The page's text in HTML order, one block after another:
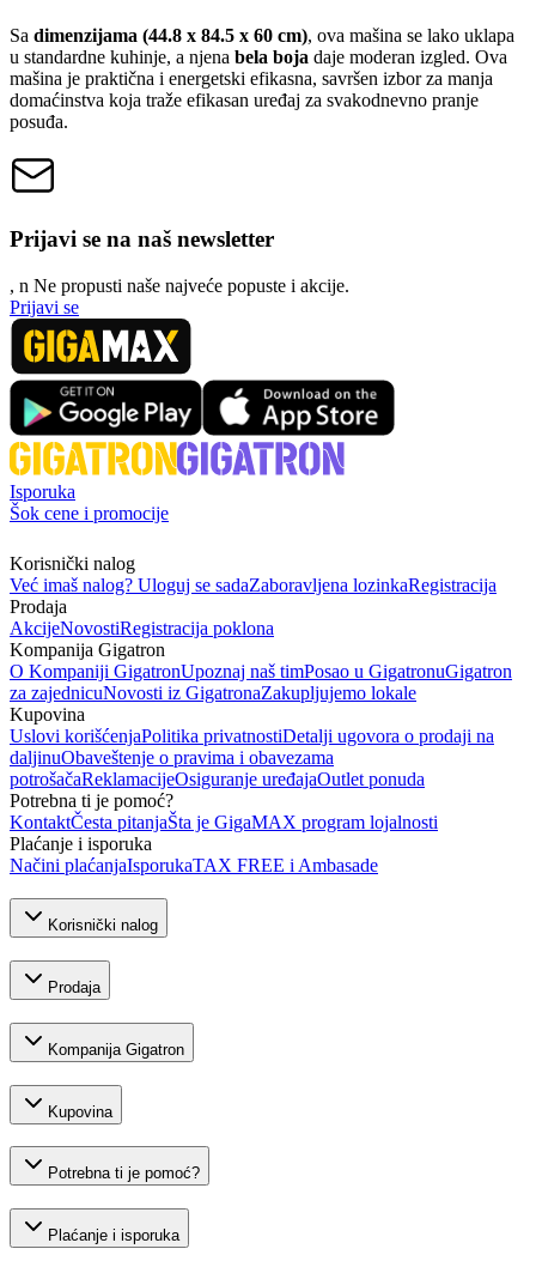
Sa dimenzijama (44.8 x 84.5 x 60 cm), ova mašina se lako uklapa
u standardne kuhinje, a njena bela boja daje moderan izgled. Ova
mašina je praktična i energetski efikasna, savršen izbor za manja
domaćinstva koja traže efikasan uređaj za svakodnevno pranje
posuđa.
Prijavi se na naš newsletter
, n Ne propusti naše najveće popuste i akcije.
Prijavi se
Isporuka
Šok cene i promocije
Korisnički nalog
Već imaš nalog? Uloguj se sadaZaboravljena lozinkaRegistracija
Prodaja
AkcijeNovostiRegistracija poklona
Kompanija Gigatron
O Kompaniji GigatronUpoznaj naš timPosao u GigatronuGigatron
za zajednicuNovosti iz GigatronaZakupljujemo lokale
Kupovina
Uslovi korišćenjaPolitika privatnostiDetalji ugovora o prodaji na
daljinuObaveštenje o pravima i obavezama
potrošačaReklamacijeOsiguranje uređajaOutlet ponuda
Potrebna ti je pomoć?
KontaktČesta pitanjaŠta je GigaMAX program lojalnosti
Plaćanje i isporuka
Načini plaćanjaIsporukaTAX FREE i Ambasade
Korisnički nalog
Prodaja
Kompanija Gigatron
Kupovina
Potrebna ti je pomoć?
Plaćanje i isporuka